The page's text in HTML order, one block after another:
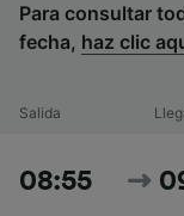
Para consultar
fecha, haz clic
Salida
08:55